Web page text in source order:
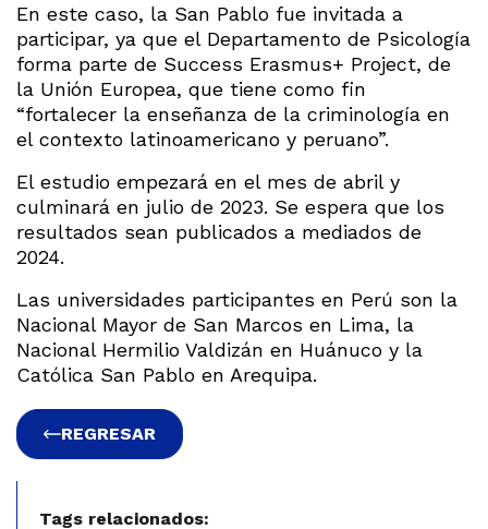
En este caso, la San Pablo fue invitada a
participar, ya que el Departamento de Psicología
forma parte de Success Erasmus+ Project, de
la Unión Europea, que tiene como fin
“fortalecer la enseñanza de la criminología en
el contexto latinoamericano y peruano”.
El estudio empezará en el mes de abril y
culminará en julio de 2023. Se espera que los
resultados sean publicados a mediados de
2024.
Las universidades participantes en Perú son la
Nacional Mayor de San Marcos en Lima, la
Nacional Hermilio Valdizán en Huánuco y la
Católica San Pablo en Arequipa.
REGRESAR
Tags relacionados: